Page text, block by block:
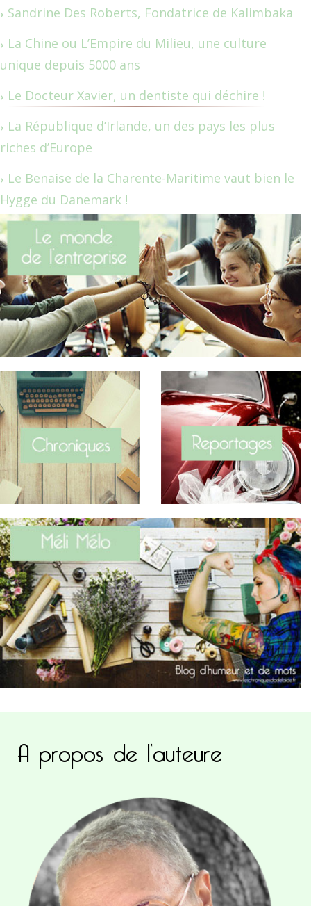
Sandrine Des Roberts, Fondatrice de Kalimbaka
La Chine ou L’Empire du Milieu, une culture
unique depuis 5000 ans
Le Docteur Xavier, un dentiste qui déchire !
La République d’Irlande, un des pays les plus
riches d’Europe
Le Benaise de la Charente-Maritime vaut bien le
Hygge du Danemark !
A propos de l’auteure